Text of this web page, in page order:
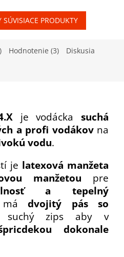
SÚVISIACE PRODUKTY
Hodnotenie (3) Diskusia
je vodáckasuchá
a profi vodákovna
vodu.
je latexová manžeta
manžetou pre
a tepelný
mádvojitý pás so
zips aby v
dokonale